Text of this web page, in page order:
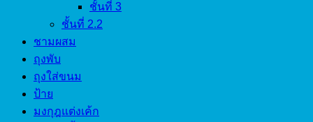
ชั้นที่ 3
ชั้นที่ 2.2
ชามผสม
ถุงพับ
ถุงใส่ขนม
ป้าย
มงกุฎแต่งเค้ก